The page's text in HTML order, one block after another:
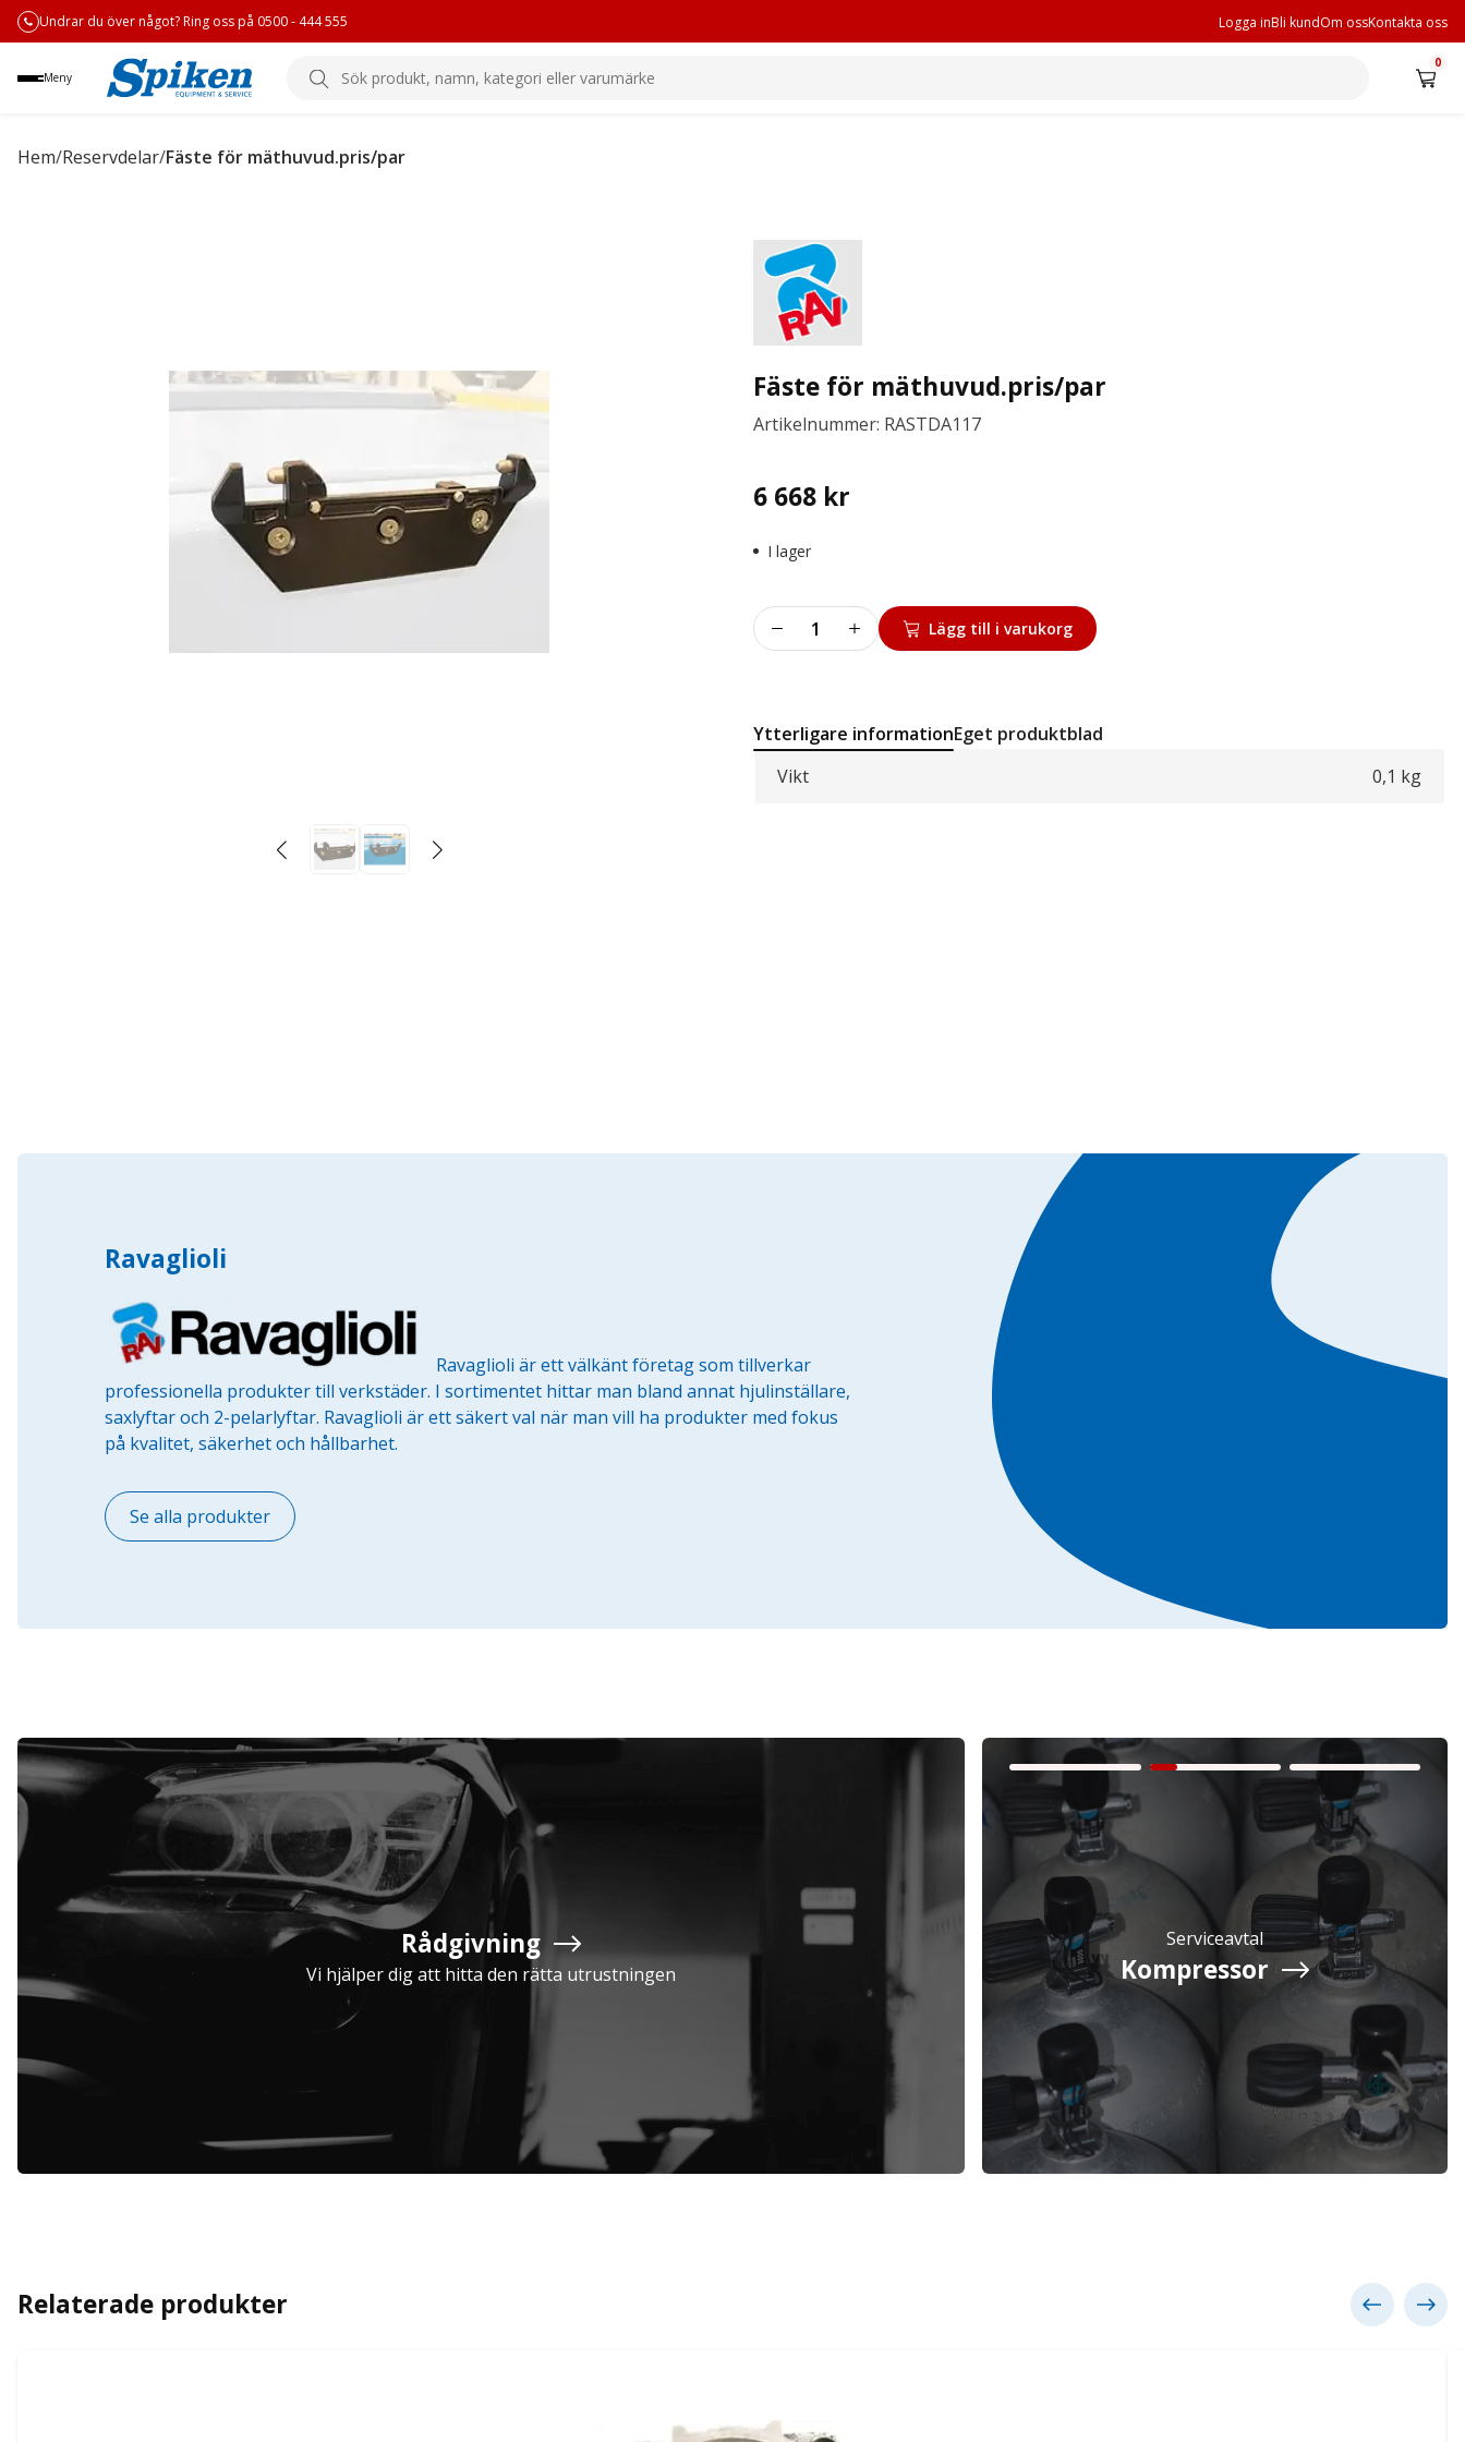
Undrar du över något? Ring oss på 0500 - 444 555 Logga inBli kundOm ossKontakta oss
Meny
Sök
produkt,
kategori
0
Exkl. moms
Privatperson
Hem/Reservdelar/Fäste för mäthuvud.pris/par
Fäste för mäthuvud.pris/par
Artikelnummer: RASTDA117
6 668 kr
I lager
Fäste
för
Lägg till i varukorg
Ytterligare informationEget produktblad
Vikt
0,1 kg
Ravaglioli
Ravaglioli är ett välkänt företag som tillverkar
professionella produkter till verkstäder. I sortimentet hittar man bland annat hjulinställare,
saxlyftar och 2-pelarlyftar. Ravaglioli är ett säkert val när man vill ha produkter med fokus
på kvalitet, säkerhet och hållbarhet.
Se alla produkter
Rådgivning
Vi hjälper dig att hitta den rätta utrustningen
Serviceavtal
Hjulinställare Verkstad
Serviceavtal
Kompressor
Relaterade produkter